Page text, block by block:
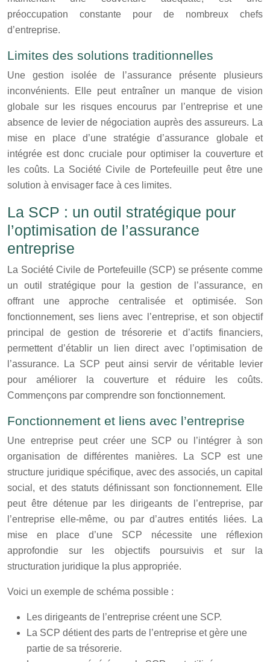
préoccupation constante pour de nombreux chefs
d’entreprise.
Limites des solutions traditionnelles
Une gestion isolée de l’assurance présente plusieurs
inconvénients. Elle peut entraîner un manque de vision
globale sur les risques encourus par l’entreprise et une
absence de levier de négociation auprès des assureurs. La
mise en place d’une stratégie d’assurance globale et
intégrée est donc cruciale pour optimiser la couverture et
les coûts. La Société Civile de Portefeuille peut être une
solution à envisager face à ces limites.
La SCP : un outil stratégique pour
l’optimisation de l’assurance
entreprise
La Société Civile de Portefeuille (SCP) se présente comme
un outil stratégique pour la gestion de l’assurance, en
offrant une approche centralisée et optimisée. Son
fonctionnement, ses liens avec l’entreprise, et son objectif
principal de gestion de trésorerie et d’actifs financiers,
permettent d’établir un lien direct avec l’optimisation de
l’assurance. La SCP peut ainsi servir de véritable levier
pour améliorer la couverture et réduire les coûts.
Commençons par comprendre son fonctionnement.
Fonctionnement et liens avec l’entreprise
Une entreprise peut créer une SCP ou l’intégrer à son
organisation de différentes manières. La SCP est une
structure juridique spécifique, avec des associés, un capital
social, et des statuts définissant son fonctionnement. Elle
peut être détenue par les dirigeants de l’entreprise, par
l’entreprise elle-même, ou par d’autres entités liées. La
mise en place d’une SCP nécessite une réflexion
approfondie sur les objectifs poursuivis et sur la
structuration juridique la plus appropriée.
Voici un exemple de schéma possible :
Les dirigeants de l’entreprise créent une SCP.
La SCP détient des parts de l’entreprise et gère une
partie de sa trésorerie.